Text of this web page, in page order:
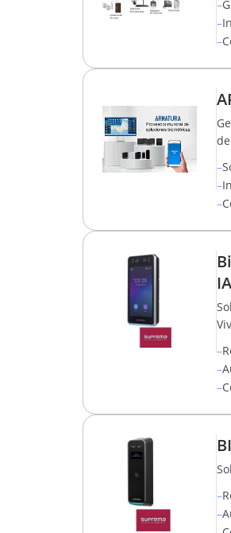
–
–
–
–
–
–
IA
–
–
–
–
–